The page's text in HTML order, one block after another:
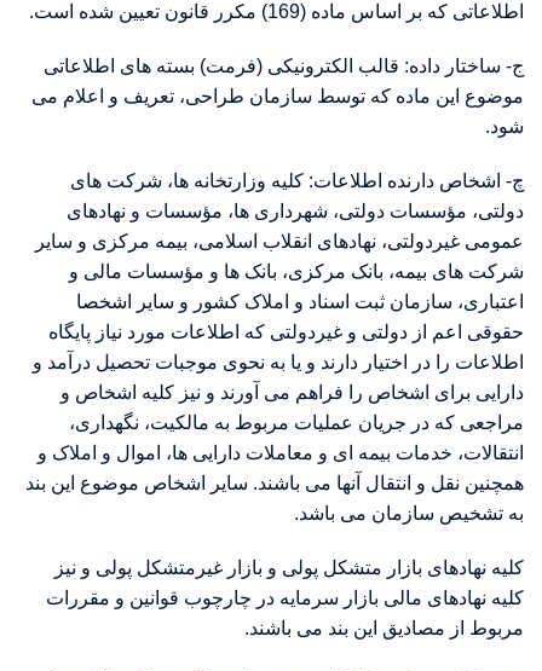
اطلاعاتی که بر اساس ماده (169) مکرر قانون تعیین شده است.
ج- ساختار داده: قالب الکترونیکی (فرمت) بسته های اطلاعاتی
موضوع این ماده که توسط سازمان طراحی، تعریف و اعلام می
شود.
چ- اشخاص دارنده اطلاعات: کلیه وزارتخانه ها، شرکت های
دولتی، مؤسسات دولتی، شهرداری ها، مؤسسات و نهادهای
عمومی غیردولتی، نهادهای انقلاب اسلامی، بیمه مرکزی و سایر
شرکت های بیمه، بانک مرکزی، بانک ها و مؤسسات مالی و
اعتباری، سازمان ثبت اسناد و املاک کشور و سایر اشخصا
حقوقی اعم از دولتی و غیردولتی که اطلاعات مورد نیاز پایگاه
اطلاعات را در اختیار دارند و یا به نحوی موجبات تحصیل درآمد و
دارایی برای اشخاص را فراهم می آورند و نیز کلیه اشخاص و
مراجعی که در جریان عملیات مربوط به مالکیت، نگهداری،
انتقالات، خدمات بیمه ای و معاملات دارایی ها، اموال و املاک و
همچنین نقل و انتقال آنها می باشند. سایر اشخاص موضوع این بند
به تشخیص سازمان می باشد.
کلیه نهادهای بازار متشکل پولی و بازار غیرمتشکل پولی و نیز
کلیه نهادهای مالی بازار سرمایه در چارچوب قوانین و مقررات
مربوط از مصادیق این بند می باشند.